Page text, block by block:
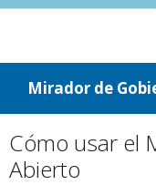
ir a contenido
ir al menú
Mirador de
Cómo usar el
Abierto